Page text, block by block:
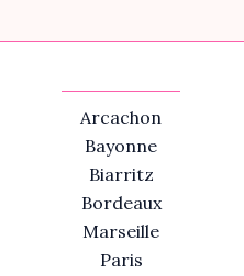
Arcachon
Bayonne
Biarritz
Bordeaux
Marseille
Paris